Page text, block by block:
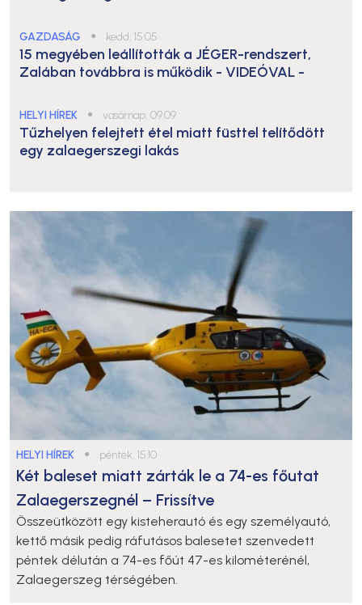
GAZDASÁG ● kedd, 15:05
15 megyében leállították a JÉGER-rendszert,
Zalában továbbra is működik - VIDEÓVAL -
HELYI HÍREK ● vasárnap, 09:09
Tűzhelyen felejtett étel miatt füsttel telítődött
egy zalaegerszegi lakás
HELYI HÍREK ● péntek, 15:10
Két baleset miatt zárták le a 74-es főutat
Zalaegerszegnél – Frissítve
Összeütközött egy kisteherautó és egy személyautó,
kettő másik pedig ráfutásos balesetet szenvedett
péntek délután a 74-es főút 47-es kilométerénél,
Zalaegerszeg térségében.